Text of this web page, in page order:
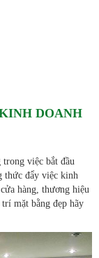
DOANH
trong việc bắt đầu
thức đẩy việc kinh
hàng, thương hiệu
mặt bằng đẹp hãy